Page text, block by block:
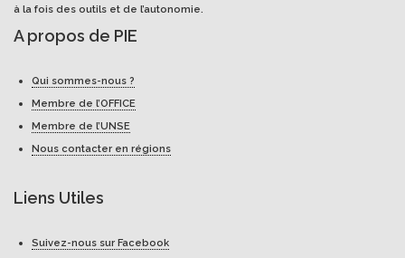
à la fois des outils et de l’autonomie.
A propos de PIE
Qui sommes-nous ?
Membre de l’OFFICE
Membre de l’UNSE
Nous contacter en régions
Liens Utiles
Suivez-nous sur Facebook